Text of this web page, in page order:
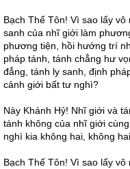
Bạch Thế Tôn! Vì sao lấy
sanh của nhĩ giới làm
phương tiện, hồi hướng trí
pháp tánh, tánh chẳng hư
đẳng, tánh ly sanh, định
cảnh giới bất tư nghì?
Này Khánh Hỷ! Nhĩ giới và
tánh không của nhĩ giới
nghì kia không hai, không
Bạch Thế Tôn! Vì sao lấy